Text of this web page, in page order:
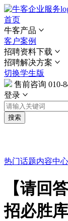
首页
牛客产品
客户案例
招聘资料下载
招聘解决方案
切换学生版
售前咨询 010-
登录
搜索
热门话题内容中心
【请回
招必胜